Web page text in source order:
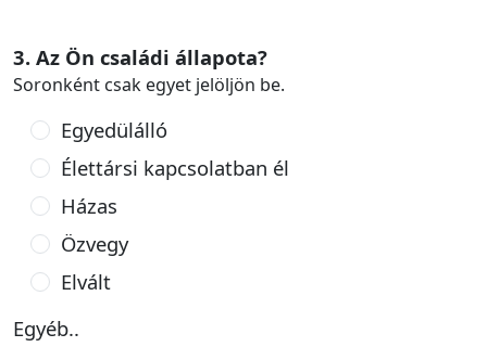
3. Az Ön családi állapota?
Soronként csak egyet jelöljön be.
Egyedülálló
Élettársi kapcsolatban él
Házas
Özvegy
Elvált
Egyéb..